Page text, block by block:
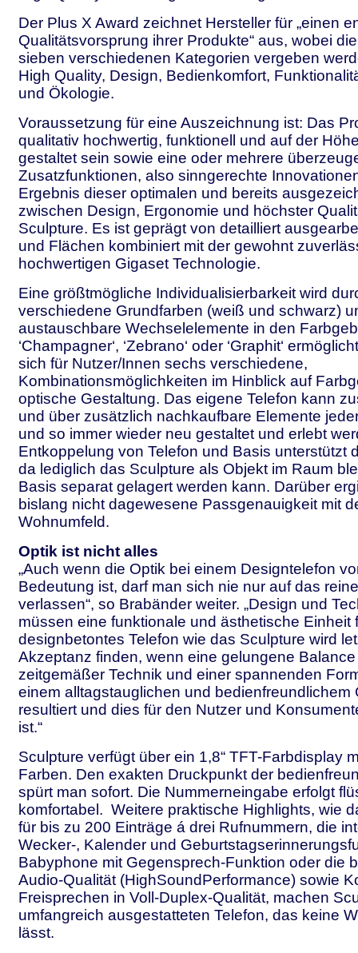
Der Plus X Award zeichnet Hersteller für „einen
Qualitätsvorsprung ihrer Produkte“ aus, wobei
sieben verschiedenen Kategorien vergeben
High Quality, Design, Bedienkomfort,
und Ökologie.
Voraussetzung für eine Auszeichnung ist: Das
qualitativ hochwertig, funktionell und auf der
gestaltet sein sowie eine oder mehrere
Zusatzfunktionen, also sinngerechte
Ergebnis dieser optimalen und bereits
zwischen Design, Ergonomie und höchster
Sculpture. Es ist geprägt von detailliert
und Flächen kombiniert mit der gewohnt
hochwertigen Gigaset Technologie.
Eine größtmögliche Individualisierbarkeit wird
verschiedene Grundfarben (weiß und schwarz)
austauschbare Wechselelemente in den
‘Champagner‘, ‘Zebrano‘ oder ‘Graphit‘
sich für Nutzer/Innen sechs verschiedene,
Kombinationsmöglichkeiten im Hinblick auf
optische Gestaltung. Das eigene Telefon kann
und über zusätzlich nachkaufbare Elemente
und so immer wieder neu gestaltet und erlebt
Entkoppelung von Telefon und Basis unterstützt
da lediglich das Sculpture als Objekt im Raum
Basis separat gelagert werden kann. Darüber
bislang nicht dagewesene Passgenauigkeit mit
Wohnumfeld.
Optik ist nicht alles
„Auch wenn die Optik bei einem Designtelefon
Bedeutung ist, darf man sich nie nur auf das
verlassen“, so Brabänder weiter. „Design und
müssen eine funktionale und ästhetische Einheit
designbetontes Telefon wie das Sculpture wird
Akzeptanz finden, wenn eine gelungene
zeitgemäßer Technik und einer spannenden
einem alltagstauglichen und bedienfreundlichem
resultiert und dies für den Nutzer und
ist.“
Sculpture verfügt über ein 1,8“ TFT-Farbdisplay
Farben. Den exakten Druckpunkt der
spürt man sofort. Die Nummerneingabe erfolgt
komfortabel. Weitere praktische Highlights, wie
für bis zu 200 Einträge á drei Rufnummern, die
Wecker-, Kalender und
Babyphone mit Gegensprech-Funktion oder die
Audio-Qualität (HighSoundPerformance) sowie
Freisprechen in Voll-Duplex-Qualität, machen
umfangreich ausgestatteten Telefon, das keine
lässt.